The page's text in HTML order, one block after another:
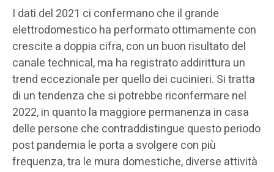
I dati del 2021 ci confermano che il grande
elettrodomestico ha performato ottimamente con
crescite a doppia cifra, con un buon risultato del
canale technical, ma ha registrato addirittura un
trend eccezionale per quello dei cucinieri. Si tratta
di un tendenza che si potrebbe riconfermare nel
2022, in quanto la maggiore permanenza in casa
delle persone che contraddistingue questo periodo
post pandemia le porta a svolgere con più
frequenza, tra le mura domestiche, diverse attività